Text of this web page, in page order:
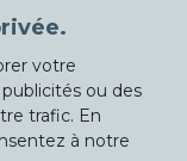
votre
ou des
trafic. En
à notre